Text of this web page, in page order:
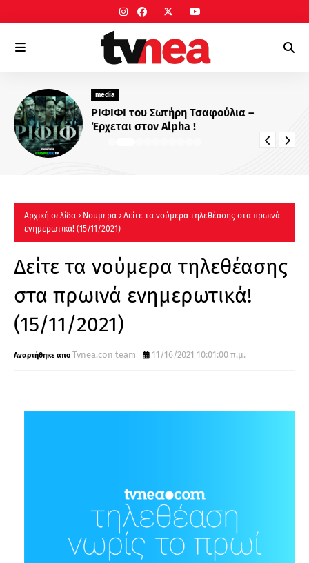
media
ΡΙΦΙΦΙ του Σωτήρη Τσαφούλια –
Έρχεται στον Alpha !
Αρχική σελίδα Νουμερα
Δείτε τα νούμερα τηλεθέασης στα πρωινά
ενημερωτικά! (15/11/2021)
Δείτε τα νούμερα τηλεθέασης
στα πρωινά ενημερωτικά!
(15/11/2021)
Tvnea.con team 11/16/2021 10:01:00 π.μ.